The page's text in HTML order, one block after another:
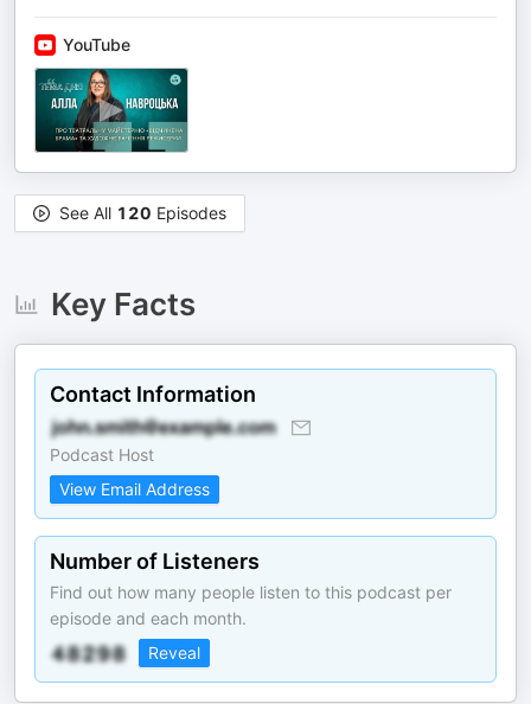
YouTube
See All 120 Episodes
Key Facts
Contact Information
Podcast Host
View Email Address
Number of Listeners
Find out how many people listen to this podcast per
episode and each month.
Reveal